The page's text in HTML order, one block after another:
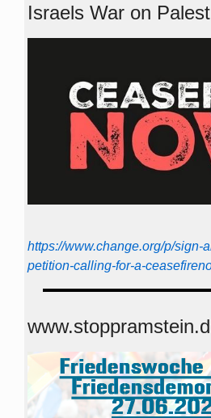
Israels War on
https://www.change.org/p/sign-
petition-calling-for-a-